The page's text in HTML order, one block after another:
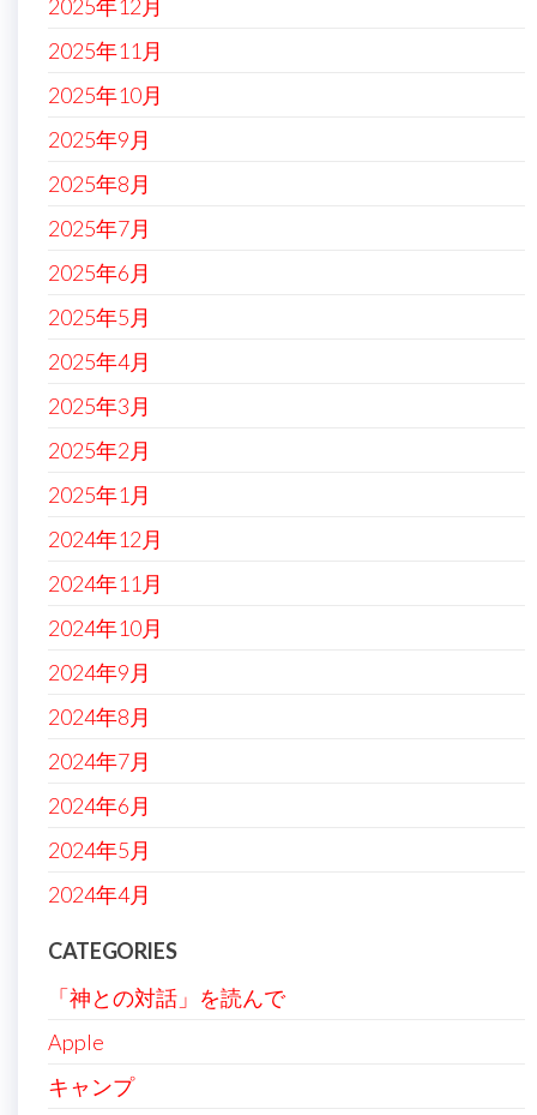
2025年12月
2025年11月
2025年10月
2025年9月
2025年8月
2025年7月
2025年6月
2025年5月
2025年4月
2025年3月
2025年2月
2025年1月
2024年12月
2024年11月
2024年10月
2024年9月
2024年8月
2024年7月
2024年6月
2024年5月
2024年4月
CATEGORIES
「神との対話」を読んで
Apple
キャンプ